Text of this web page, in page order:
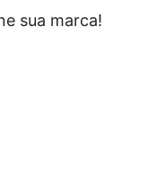
sua marca!